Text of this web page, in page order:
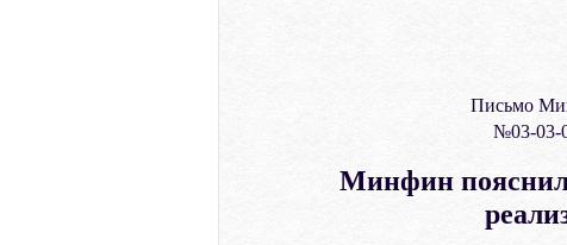
Письмо
№03-03-
Минфин пояснил,